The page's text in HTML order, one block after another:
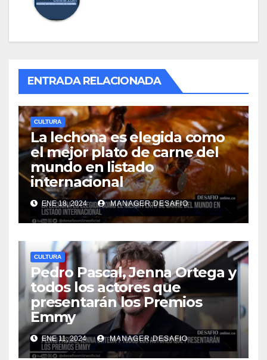
ENTRADA RELACIONADA
CULTURA
La lechona es elegida como
el mejor plato de carne del
mundo en listado
internacional
ENE 18, 2024 MANAGER.DESAFIO
CULTURA
Pedro Pascal, Jenna Ortega y
todos los actores que
presentarán los Premios
Emmy
ENE 11, 2024 MANAGER.DESAFIO